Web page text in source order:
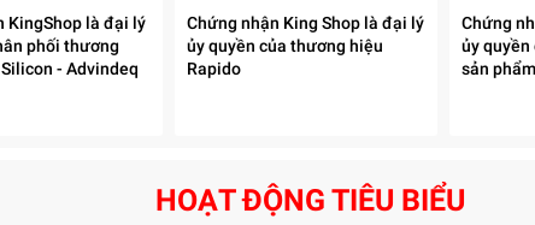
KingShop là đại lý
phối thương
- Advindeq
Chứng nhận King Shop là đại lý
ủy quyền của thương hiệu
Rapido
Chứng
ủy
sản
HOẠT ĐỘNG TIÊU BIỂU